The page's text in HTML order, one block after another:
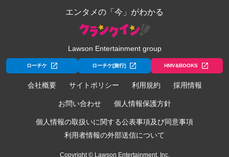
エンタメの「今」がわかる
Lawson Entertainment group
ローチケ ローチケ[旅行] HMV&BOOKS
会社概要 サイトポリシー 利用規約 採用情報
お問い合わせ 個人情報保護方針
個人情報の取扱いに関する公表事項及び同意事項
利用者情報の外部送信について
Copyright © Lawson Entertainment, Inc.